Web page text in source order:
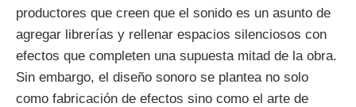
productores que creen que el sonido es un asunto de
agregar librerías y rellenar espacios silenciosos con
efectos que completen una supuesta mitad de la obra.
Sin embargo, el diseño sonoro se plantea no solo
como fabricación de efectos sino como el arte de